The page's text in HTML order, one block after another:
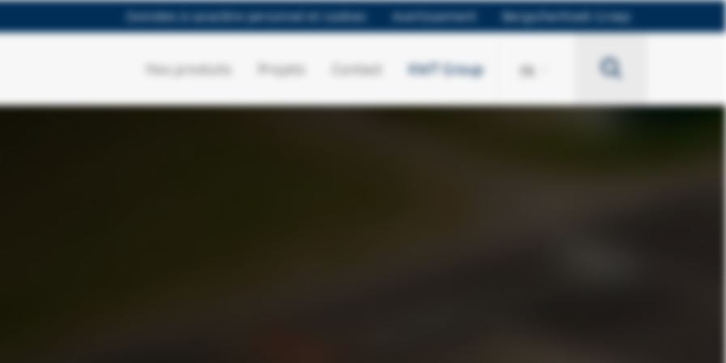
Données à caractère personnel et cookies Avertissement Bergschenhoek Groep
Nos produits Projets Contact KWT Group